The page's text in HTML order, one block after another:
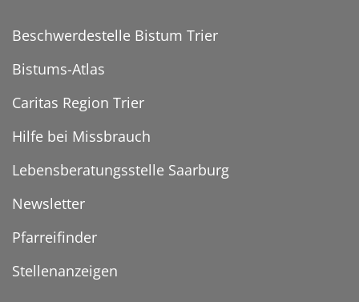
Beschwerdestelle Bistum Trier
Bistums-Atlas
Caritas Region Trier
Hilfe bei Missbrauch
Lebensberatungsstelle Saarburg
Newsletter
Pfarreifinder
Stellenanzeigen